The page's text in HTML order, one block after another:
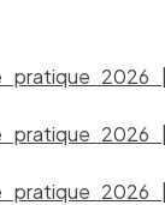
pratique 2026
pratique 2026
pratique 2026